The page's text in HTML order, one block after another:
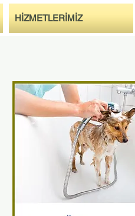
HİZMETLERİMİZ